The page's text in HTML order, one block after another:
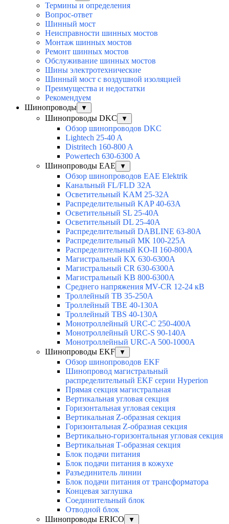
Термины и определения
Вопрос-ответ
Шинный мост
Неисправности шинных мостов
Монтаж шинных мостов
Ремонт шинных мостов
Обслуживание шинных мостов
Шины электротехнические
Шинный мост с воздушной изоляцией
Преимущества и недостатки
Рекомендуем
Шинопроводы
▼
Шинопроводы DKC ▼
Обзор шинопроводов DKC
Lightech 25-40 A
Distritech 160-800 A
Powertech 630-6300 A
Шинопроводы EAE
▼
Обзор шинопроводов EAE Elektrik
Канальный FL/FLD 32A
Осветительный KAM 25-32А
Распределительный KAP 40-63A
Осветительный SL 25-40А
Осветительный DL 25-40А
Распределительный DABLINE 63-80A
Распределительный МК 100-225А
Распределительный KO-II 160-800А
Магистральный KX 630-6300А
Магистральный CR 630-6300А
Магистральный KB 800-6300А
Среднего напряжения MV-CR 12-24 кВ
Троллейный TB 35-250A
Троллейный TBE 40-130A
Троллейный TBS 40-130A
Монотроллейный URC-C 250-400A
Монотроллейный URC-S 90-140A
Монотроллейный URC-A 500-1000A
Шинопроводы EKF
▼
Обзор шинопроводов EKF
Шинопровод магистральный
распределительный EKF серии Hyperion
Прямая секция магистральная
Вертикальная угловая секция
Горизонтальная угловая секция
Вертикальная Z-образная секция
Горизонтальная Z-образная секция
Вертикально-горизонтальная угловая секция
Вертикальная Т-образная секция
Блок подачи питания
Блок подачи питания в кожухе
Разъединитель линии
Блок подачи питания от трансформатора
Концевая заглушка
Соединительный блок
Отводной блок
Шинопроводы ERICO
▼